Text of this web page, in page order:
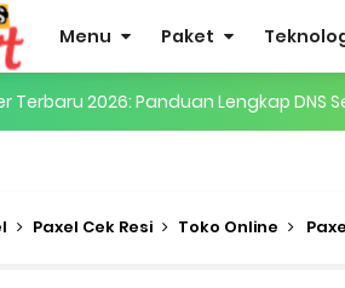
Menu Paket
Pengertian, Cara Kerja, Manfaat,
Pendapatan Grabcar Terbaru
Paxel Cek Resi Toko Online Paxel